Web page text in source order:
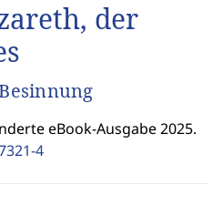
der
eBook-Ausgabe 2025.
4